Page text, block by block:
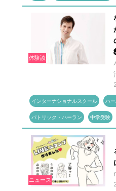
体験談
インターナショナルスクール ハ
パトリック・ハーラン 中学受験
ニュース